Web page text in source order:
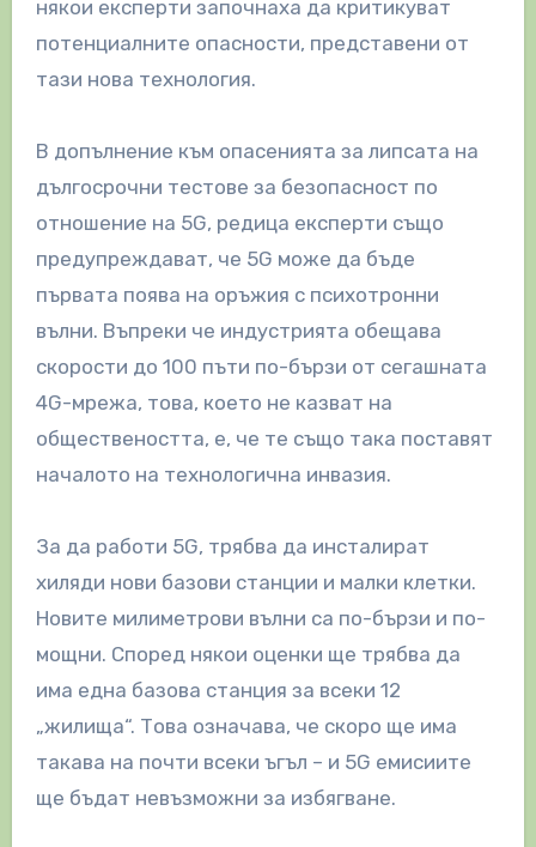
някои експерти започнаха да критикуват
потенциалните опасности, представени от
тази нова технология.
В допълнение към опасенията за липсата на
дългосрочни тестове за безопасност по
отношение на 5G, редица експерти също
предупреждават, че 5G може да бъде
първата поява на оръжия с психотронни
вълни. Въпреки че индустрията обещава
скорости до 100 пъти по-бързи от сегашната
4G-мрежа, това, което не казват на
обществеността, е, че те също така поставят
началото на технологична инвазия.
За да работи 5G, трябва да инсталират
хиляди нови базови станции и малки клетки.
Новите милиметрови вълни са по-бързи и по-
мощни. Според някои оценки ще трябва да
има една базова станция за всеки 12
„жилища“. Това означава, че скоро ще има
такава на почти всеки ъгъл – и 5G емисиите
ще бъдат невъзможни за избягване.